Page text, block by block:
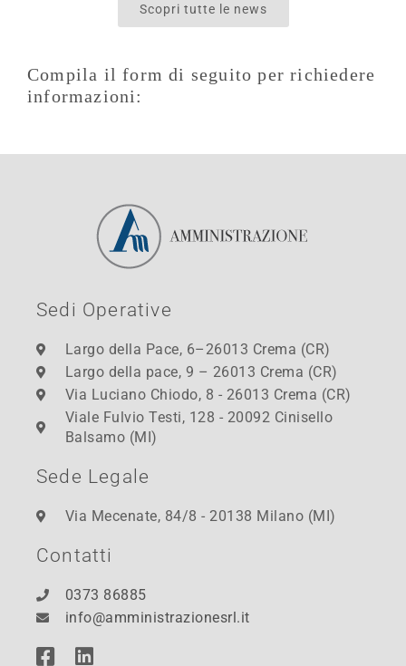
Scopri tutte le news
Compila il form di seguito per richiedere
informazioni:
Sedi Operative
Largo della Pace, 6–26013 Crema (CR)
Largo della pace, 9 – 26013 Crema (CR)
Via Luciano Chiodo, 8 - 26013 Crema (CR)
Viale Fulvio Testi, 128 - 20092 Cinisello
Balsamo (MI)
Sede Legale
Via Mecenate, 84/8 - 20138 Milano (MI)
Contatti
0373 86885
info@amministrazionesrl.it